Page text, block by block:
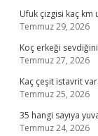
Ufuk çizgisi kaç km
Temmuz 29, 2026
Koç erkeği sevdiğini
Temmuz 27, 2026
Kaç çeşit istavrit
Temmuz 25, 2026
35 hangi sayıya
Temmuz 24, 2026